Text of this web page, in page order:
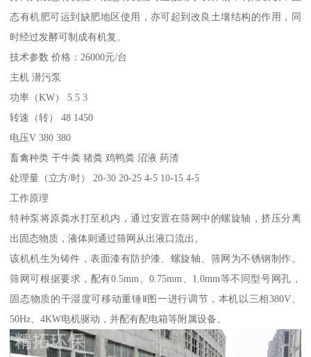
态有机肥可运到缺肥地区使用，亦可起到改良土壤结构的作用，同
时经过发酵可制成有机复。
技术参数 价格：26000元/台
主机 潜污泵
功率（KW） 5.5 3
转速（转） 48 1450
电压V 380 380
畜禽种类 干牛粪 猪粪 鸡鸭粪 沼液 药渣
处理量（立方/时） 20-30 20-25 4-5 10-15 4-5
工作原理
特种泵将原粪水打至机内，通过安置在筛网中的螺旋轴，挤压分离
出固态物质，液体则通过筛网从出液口流出。
该机机生为铸件，表面漆有防护漆、螺旋轴、筛网为不锈钢制作。
筛网可根据要求，配有0.5mm、0.75mm、1.0mm等不同型号网孔，
固态物质的干湿度可移动重锤Ⅱ图一进行调节，本机以三相380V、
50Hz、4KW电机驱动，并配有配电箱等附属设备。